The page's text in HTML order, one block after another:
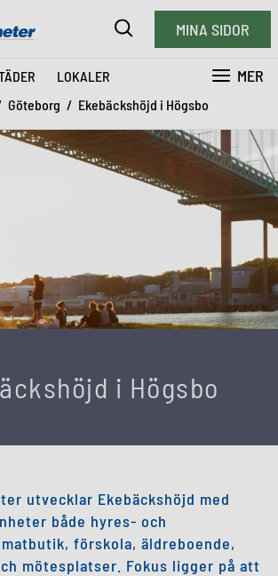
LOKALER MER
MINA SIDOR
Göteborg Ekebäckshöjd i Högsbo
i Högsbo
utvecklar Ekebäckshöjd med
både hyres- och
förskola, äldreboende,
mötesplatser. Fokus ligger på att